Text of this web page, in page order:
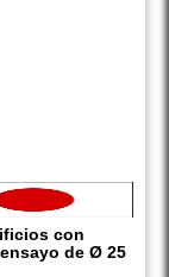
con
de Ø 25